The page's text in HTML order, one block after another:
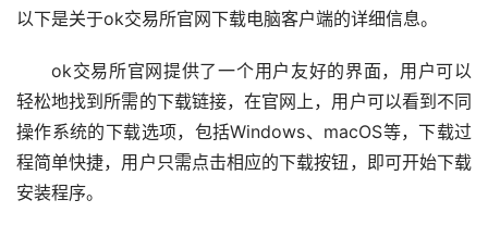
以下是关于ok交易所官网下载电脑客户端的详细信息。
ok交易所官网提供了一个用户友好的界面，用户可以
轻松地找到所需的下载链接，在官网上，用户可以看到不同
操作系统的下载选项，包括Windows、macOS等，下载过
程简单快捷，用户只需点击相应的下载按钮，即可开始下载
安装程序。